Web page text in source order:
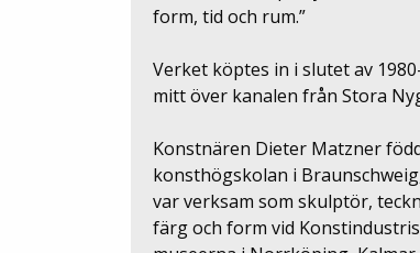
form, tid och rum.”
Verket köptes in i slutet av
mitt över kanalen från Stora
Konstnären Dieter Matzner
konsthögskolan i
var verksam som skulptör,
färg och form vid